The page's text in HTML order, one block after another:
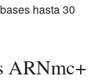
hasta 30
ARNmc+